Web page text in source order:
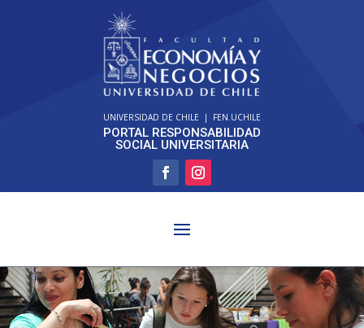
UNIVERSIDAD DE CHILE | FEN.UCHILE
PORTAL RESPONSABILIDAD
SOCIAL UNIVERSITARIA